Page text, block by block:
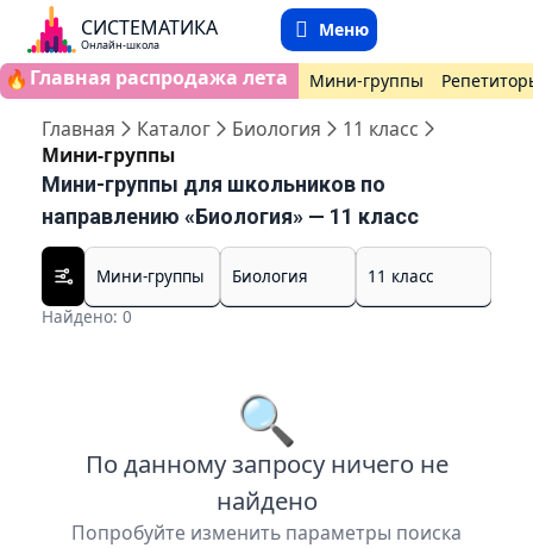
СИСТЕМАТИКА
Онлайн-школа
Меню
🔥 Главная распродажа лета Мини-группы
Главная Каталог Биология
11 класс
Мини-группы
Мини-группы для школьников по
направлению «Биология» — 11 класс
Найдено: 0
🔍
По данному запросу ничего не
найдено
Попробуйте изменить параметры поиска